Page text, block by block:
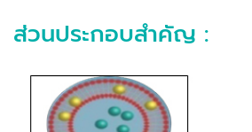
ส่วนประกอบสำคัญ :